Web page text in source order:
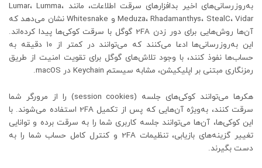
به‌روزرسانی‌های اخیر بدافزارهای سرقت اطلاعات، مانند Lumar، Lumma،
Meduza، Rhadamanthys، StealC، Vidar و Whitesnake نشان می‌دهد که
آن‌ها روش‌هایی برای دور زدن 2FA گوگل با سرقت کوکی‌ها پیدا کرده‌اند.
این به‌روزرسانی‌ها ادعا می‌کنند که می‌توانند در کمتر از ۱۰ دقیقه به
حساب‌ها نفوذ کنند، با وجود تلاش‌های گوگل برای تقویت امنیت از طریق
رمزنگاری مبتنی بر اپلیکیشن، مشابه سیستم Keychain در macOS.
هکرها می‌توانند کوکی‌های جلسه (session cookies) را از مرورگر شما
سرقت کنند، به‌ویژه آن‌هایی که پس از تکمیل 2FA استفاده می‌شوند. با
این کوکی‌ها، آن‌ها می‌توانند جلسه کاربری شما را به سرقت برده و توانایی
تغییر گزینه‌های بازیابی، تنظیمات 2FA و کنترل کامل حساب شما را به
دست بگیرند.